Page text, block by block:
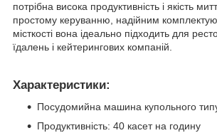
потрібна висока продуктивність і якість
простому керуванню, надійним
місткості вона ідеально підходить для
їдалень і кейтерингових компаній.
Характеристики:
Посудомийна машина купольного
Продуктивність: 40 касет на годину